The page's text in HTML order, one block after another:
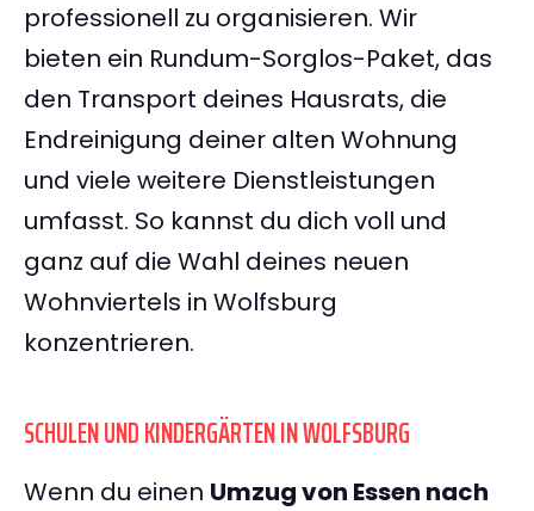
professionell zu organisieren. Wir
bieten ein Rundum-Sorglos-Paket, das
den Transport deines Hausrats, die
Endreinigung deiner alten Wohnung
und viele weitere Dienstleistungen
umfasst. So kannst du dich voll und
ganz auf die Wahl deines neuen
Wohnviertels in Wolfsburg
konzentrieren.
SCHULEN UND KINDERGÄRTEN IN WOLFSBURG
Wenn du einen Umzug von Essen nach